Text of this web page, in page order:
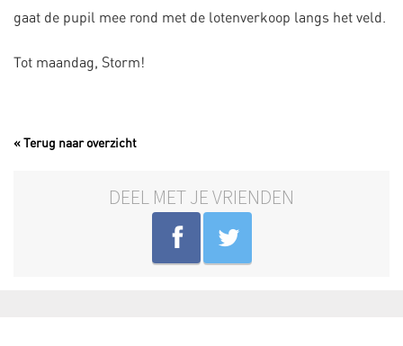
gaat de pupil mee rond met de lotenverkoop langs het veld.
Tot maandag, Storm!
« Terug naar overzicht
DEEL MET JE VRIENDEN